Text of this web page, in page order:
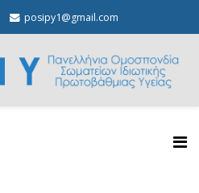
posipy1@gmail.com